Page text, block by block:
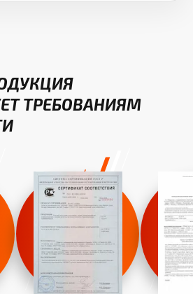
ТРЕБОВАНИЯМ